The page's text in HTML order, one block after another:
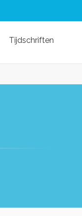
Tijdschriften